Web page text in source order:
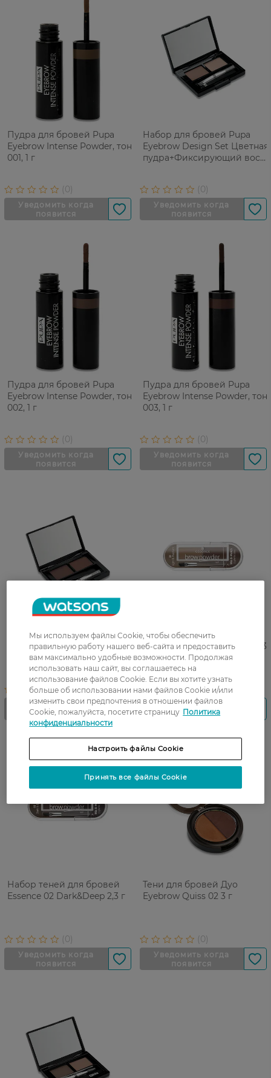
Пудра для бровей Pupa
Eyebrow Intense Powder, тон
001, 1 г
Набор для бровей Pupa
Eyebrow Design Set Цветная
пудра+Фиксирующий воск,
Пудра для бровей Pupa
Eyebrow Intense Powder, тон
002, 1 г
Пудра для бровей Pupa
Eyebrow Intense Powder, тон
003, 1 г
Набор для бровей Pupa
Eyebrow Design Set Цветная
пудра+Фиксирующий воск,
тон 003, 1,1 г
Набор теней для бровей
Essence 01 Light&Medium 2,3
г
69,99 ГРН
Набор теней для бровей
Essence 02 Dark&Deep 2,3 г
Тени для бровей Дуо
Eyebrow Quiss 02 3 г
Мы используем файлы Cookie, чтобы обеспечить
правильную работу нашего веб-сайта и предоставить
вам максимально удобные возможности. Продолжая
использовать наш сайт, вы соглашаетесь на
использование файлов Cookie. Если вы хотите узнать
больше об использовании нами файлов Cookie и/или
изменить свои предпочтения в отношении файлов
Cookie, пожалуйста, посетите страницу Политика
конфиденциальности
Настроить файлы Cookie
Принять все файлы Cookie